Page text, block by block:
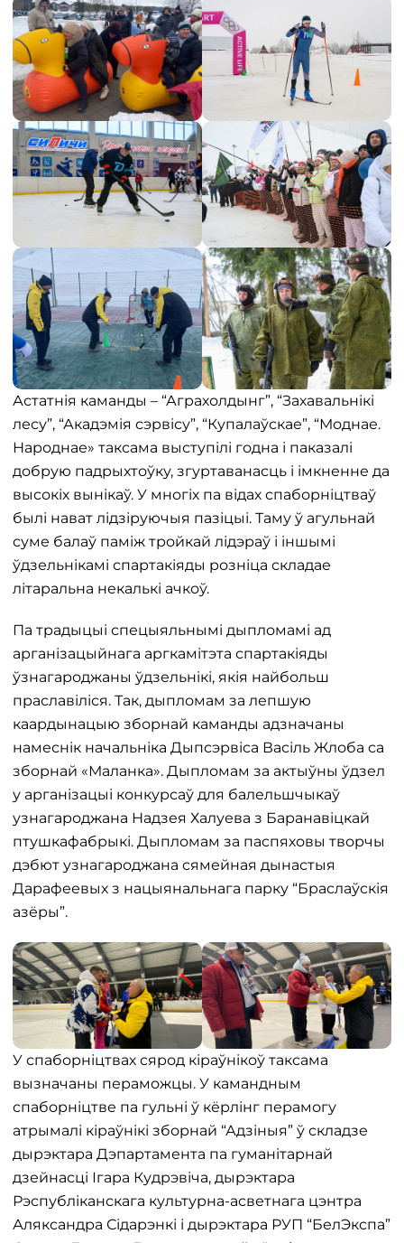
Астатнія каманды – “Аграхолдынг”, “Захавальнікі
лесу”, “Акадэмія сэрвісу”, “Купалаўскае”, “Моднае.
Народнае» таксама выступілі годна і паказалі
добрую падрыхтоўку, згуртаванасць і імкненне да
высокіх вынікаў. У многіх па відах спаборніцтваў
былі нават лідзіруючыя пазіцыі. Таму ў агульнай
суме балаў паміж тройкай лідэраў і іншымі
ўдзельнікамі спартакіяды розніца складае
літаральна некалькі ачкоў.
Па традыцыі спецыяльнымі дыпломамі ад
арганізацыйнага аргкамітэта спартакіяды
ўзнагароджаны ўдзельнікі, якія найбольш
праславіліся. Так, дыпломам за лепшую
каардынацыю зборнай каманды адзначаны
намеснік начальніка Дыпсэрвіса Васіль Жлоба са
зборнай «Маланка». Дыпломам за актыўны ўдзел
у арганізацыі конкурсаў для балельшчыкаў
узнагароджана Надзея Халуева з Баранавіцкай
птушкафабрыкі. Дыпломам за паспяховы творчы
дэбют узнагароджана сямейная дынастыя
Дарафеевых з нацыянальнага парку “Браслаўскія
азёры”.
У спаборніцтвах сярод кіраўнікоў таксама
вызначаны пераможцы. У камандным
спаборніцтве па гульні ў кёрлінг перамогу
атрымалі кіраўнікі зборнай “Адзіныя” ў складзе
дырэктара Дэпартамента па гуманітарнай
дзейнасці Ігара Кудрэвіча, дырэктара
Рэспубліканскага культурна-асветнага цэнтра
Аляксандра Сідарэнкі і дырэктара РУП “БелЭкспа”